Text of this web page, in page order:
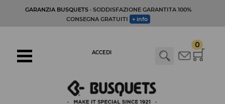
GARANZIA BUSQUETS· SODDISFAZIONE GARANTITA 100%
CONSEGNA GRATUITI
+ info
0
ACCEDI